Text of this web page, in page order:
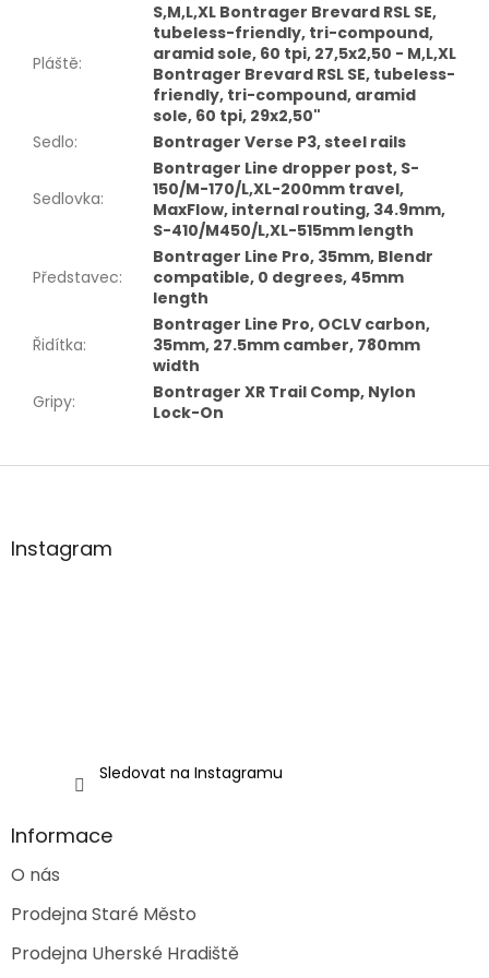
Pláště:
S,M,L,XL Bontrager Brevard RSL SE,
tubeless-friendly, tri-compound,
aramid sole, 60 tpi, 27,5x2,50 - M,L,XL
Bontrager Brevard RSL SE, tubeless-
friendly, tri-compound, aramid
sole, 60 tpi, 29x2,50"
Sedlo: Bontrager Verse P3, steel rails
Sedlovka:
Bontrager Line dropper post, S-
150/M-170/L,XL-200mm travel,
MaxFlow, internal routing, 34.9mm,
S-410/M450/L,XL-515mm length
Představec:
Bontrager Line Pro, 35mm, Blendr
compatible, 0 degrees, 45mm
length
Řidítka:
Bontrager Line Pro, OCLV carbon,
35mm, 27.5mm camber, 780mm
width
Gripy:
Bontrager XR Trail Comp, Nylon
Lock-On
Z
aInstagram
Sledovat na Instagramu
Informace
O nás
Prodejna Staré Město
Prodejna Uherské Hradiště